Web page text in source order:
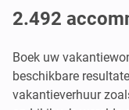
2.492
Boek uw
beschikbare
vakantieverhuur